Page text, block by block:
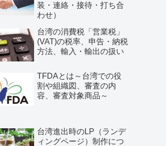
装・連絡・接待・打ち合
わせ）
台湾の消費税「営業税」
(VAT)の税率、申告・納税
方法、輸入・輸出の扱い
TFDAとは～台湾での役
割や組織図、審査の内
容、審査対象商品～
台湾進出時のLP（ランデ
ィングページ）制作につ